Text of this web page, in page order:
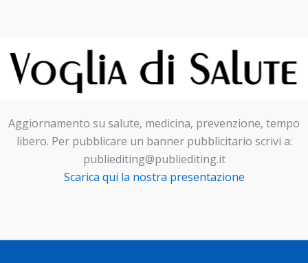
Aggiornamento su salute, medicina, prevenzione, tempo
libero. Per pubblicare un banner pubblicitario scrivi a:
publiediting@publiediting.it
Scarica qui la nostra presentazione